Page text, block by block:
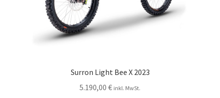
Surron Light Bee X 2023
5.190,00 € inkl. MwSt.